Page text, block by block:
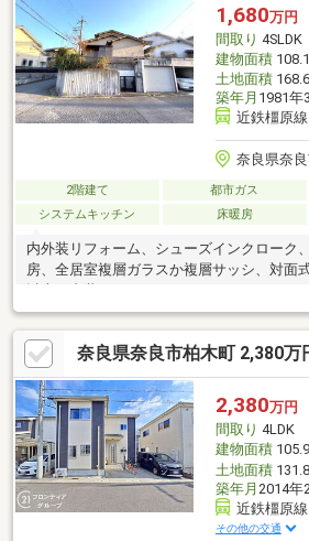
1,680万円
間取り 4SLDK
建物面積
土地面積
築年月 1981年
近鉄橿原
奈良県奈
2階建て 都市ガス
システムキッチン
床暖房
内外装リフォーム、シューズインクローク
房、全居室複層ガラスか複層サッシ、対面
ｍ以上、外装リフォーム、南庭、床下収納
キングヒーター、食器洗乾燥機
奈良県奈良市柏木町 2,380万
2,380万円
間取り 4LDK
建物面積
土地面積
築年月 2014年
近鉄橿原
その他の交通